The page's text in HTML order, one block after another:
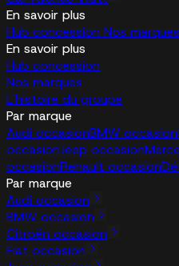
En savoir plus
Hub concession Nos marques
En savoir plus
Hub concession
Nos marques
L'histoire du groupe
Par marque
Audi occasionBMW occasion
occasionJeep occasion
occasionRenault occasion
Par marque
Audi occasion
BMW occasion
Citroën occasion
Fiat occasion